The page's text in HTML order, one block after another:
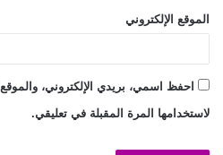
الموقع الإلكتروني
احفظ اسمي، بريدي الإلكتروني،
لاستخدامها المرة المقبلة في تعليقي.